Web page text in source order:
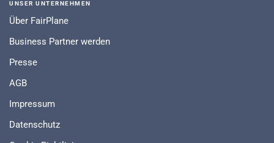
UNSER UNTERNEHMEN
Über FairPlane
Business Partner werden
Presse
AGB
Impressum
Datenschutz